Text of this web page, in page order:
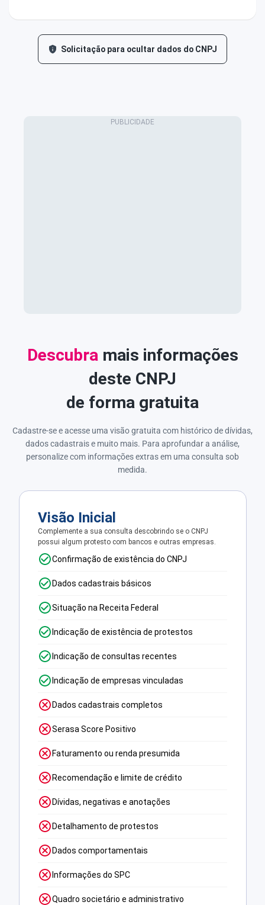
Solicitação para ocultar dados do CNPJ
Descubra mais informações
deste CNPJ
de forma gratuita
Cadastre-se e acesse uma visão gratuita com histórico de dívidas,
dados cadastrais e muito mais. Para aprofundar a análise,
personalize com informações extras em uma consulta sob
medida.
Visão Inicial
Complemente a sua consulta descobrindo se o CNPJ
possui algum protesto com bancos e outras empresas.
Confirmação de existência do CNPJ
Dados cadastrais básicos
Situação na Receita Federal
Indicação de existência de protestos
Indicação de consultas recentes
Indicação de empresas vinculadas
Dados cadastrais completos
Serasa Score Positivo
Faturamento ou renda presumida
Recomendação e limite de crédito
Dívidas, negativas e anotações
Detalhamento de protestos
Dados comportamentais
Informações do SPC
Quadro societário e administrativo